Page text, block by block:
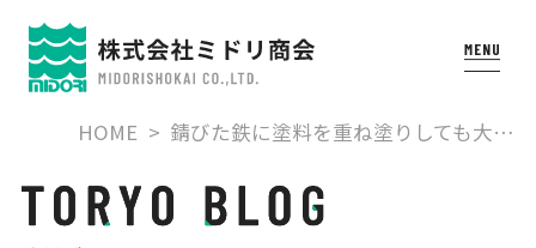
HOME 錆びた鉄に塗料を重ね塗りしても大…